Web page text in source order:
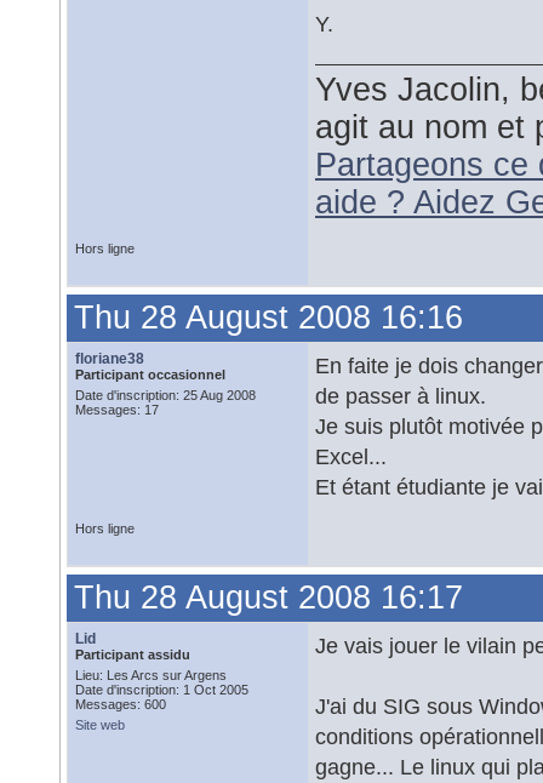
Y.
Yves Jacolin,
agit au nom et
Partageons ce
aide ? Aidez
Hors ligne
Thu 28 August 2008 16:16
floriane38
Participant occasionnel
Date d'inscription: 25 Aug 2008
Messages: 17
En faite je dois
de passer à linux.
Je suis plutôt motivée
Excel...
Et étant étudiante je
Hors ligne
Thu 28 August 2008 16:17
Lid
Participant assidu
Lieu: Les Arcs sur Argens
Date d'inscription: 1 Oct 2005
Messages: 600
Site web
Je vais jouer le vilain
J'ai du SIG sous
conditions
gagne... Le linux qui